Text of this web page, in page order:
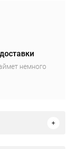
немного